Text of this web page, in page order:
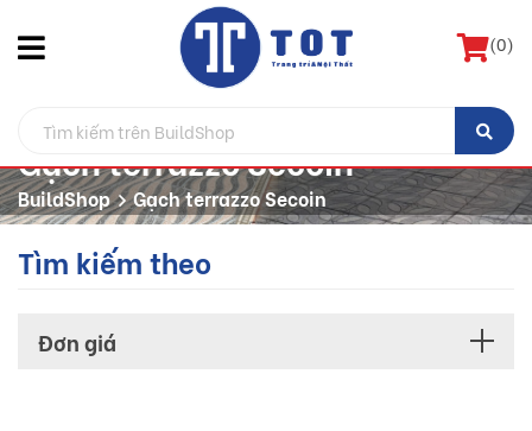
(0)
Gạch terrazzo Secoin
BuildShop Gạch terrazzo Secoin
Tìm kiếm theo
Đơn giá